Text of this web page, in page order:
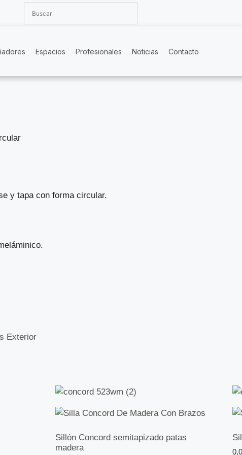
Espacios Profesionales Noticias Contacto
y tapa con forma circular.
Exterior
Sillón Concord semitapizado patas
madera